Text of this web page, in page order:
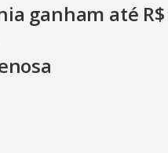
ganham até R$